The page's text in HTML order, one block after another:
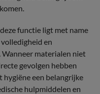
functie ligt met name
en
materialen niet
gevolgen hebben
hygiëne een belangrijke
hulpmiddelen en